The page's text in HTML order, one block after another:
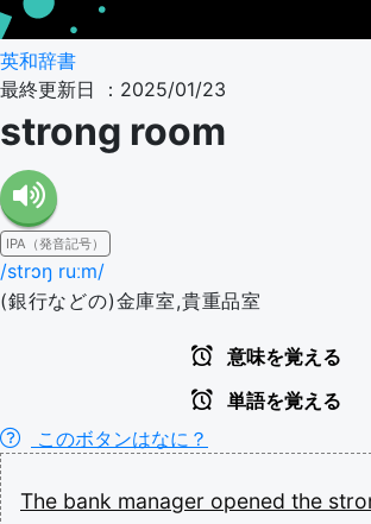
英和辞書
最終更新日 ：2025/01/23
strong room
IPA（発音記号）
/strɔŋ ruːm/
(銀行などの)金庫室,貴重品室
意味を覚える
単語を覚える
このボタンはなに？
The bank manager opened the